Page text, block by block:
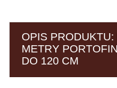
OPIS
METRY
DO 120 CM